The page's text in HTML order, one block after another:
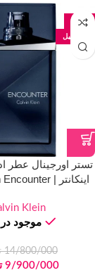
-33%
تستر اورجینال
اینکانتر | Calvin Klein Encounter
Klein
موجود در
14/800/000
9/900/000